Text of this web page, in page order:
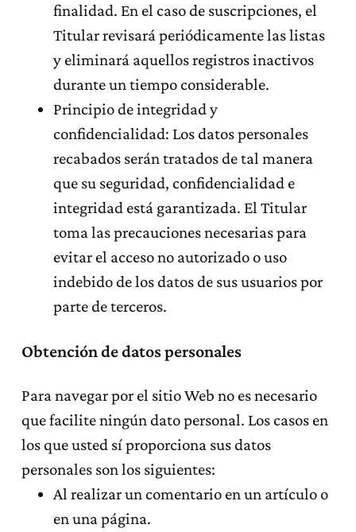
finalidad. En el caso de suscripciones, el
Titular revisará periódicamente las listas
y eliminará aquellos registros inactivos
durante un tiempo considerable.
Principio de integridad y
confidencialidad: Los datos personales
recabados serán tratados de tal manera
que su seguridad, confidencialidad e
integridad está garantizada. El Titular
toma las precauciones necesarias para
evitar el acceso no autorizado o uso
indebido de los datos de sus usuarios por
parte de terceros.
Obtención de datos personales
Para navegar por el sitio Web no es necesario
que facilite ningún dato personal. Los casos en
los que usted sí proporciona sus datos
personales son los siguientes:
Al realizar un comentario en un artículo o
en una página.